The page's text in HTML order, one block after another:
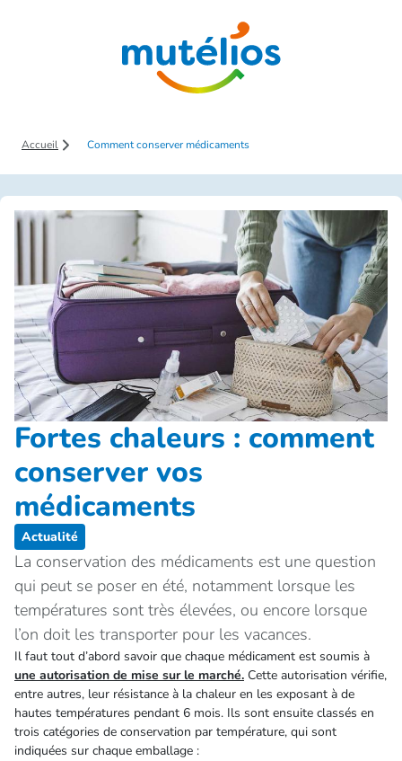
Accueil Comment conserver médicaments
Fortes chaleurs : comment
conserver vos
médicaments
Actualité
La conservation des médicaments est une question
qui peut se poser en été, notamment lorsque les
températures sont très élevées, ou encore lorsque
l’on doit les transporter pour les vacances.
Il faut tout d’abord savoir que chaque médicament est soumis à
une autorisation de mise sur le marché. Cette autorisation vérifie,
entre autres, leur résistance à la chaleur en les exposant à de
hautes températures pendant 6 mois. Ils sont ensuite classés en
trois catégories de conservation par température, qui sont
indiquées sur chaque emballage :